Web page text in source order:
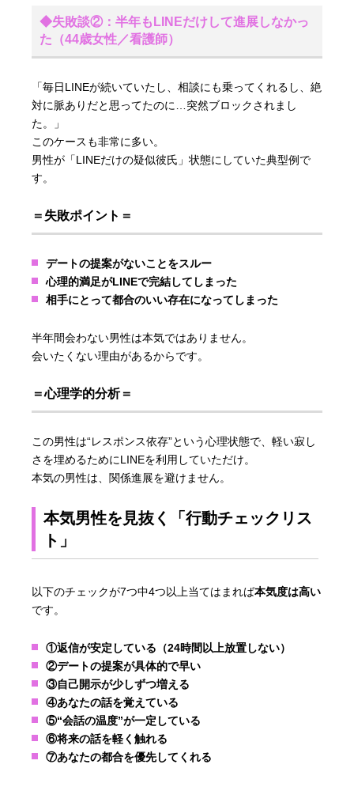
◆失敗談②：半年もLINEだけして進展しなかっ
た（44歳女性／看護師）
「毎日LINEが続いていたし、相談にも乗ってくれるし、絶
対に脈ありだと思ってたのに…突然ブロックされまし
た。」
このケースも非常に多い。
男性が「LINEだけの疑似彼氏」状態にしていた典型例で
す。
＝失敗ポイント＝
デートの提案がないことをスルー
心理的満足がLINEで完結してしまった
相手にとって都合のいい存在になってしまった
半年間会わない男性は本気ではありません。
会いたくない理由があるからです。
＝心理学的分析＝
この男性は“レスポンス依存”という心理状態で、軽い寂し
さを埋めるためにLINEを利用していただけ。
本気の男性は、関係進展を避けません。
本気男性を見抜く「行動チェックリス
ト」
以下のチェックが7つ中4つ以上当てはまれば本気度は高い
です。
①返信が安定している（24時間以上放置しない）
②デートの提案が具体的で早い
③自己開示が少しずつ増える
④あなたの話を覚えている
⑤“会話の温度”が一定している
⑥将来の話を軽く触れる
⑦あなたの都合を優先してくれる